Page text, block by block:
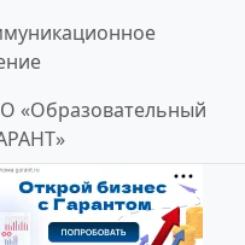
«Образовательный